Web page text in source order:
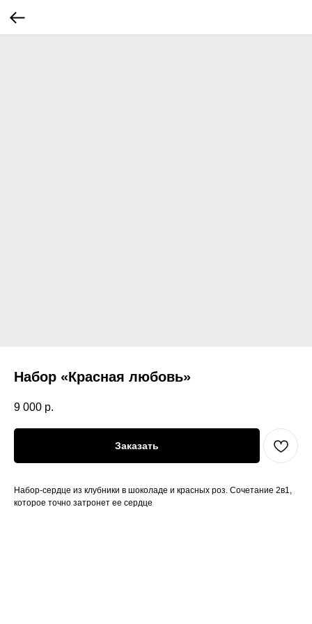
Набор «Красная любовь»
9 000 р.
Заказать
Набор-сердце из клубники в шоколаде и красных роз. Сочетание 2в1,
которое точно затронет ее сердце